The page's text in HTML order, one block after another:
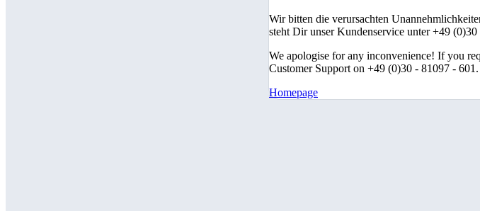
Wir bitten die verursachten
steht Dir unser Kundenservice unter +49
We apologise for any inconvenience! If you
Customer Support on +49 (0)30 - 81097 - 601.
Homepage